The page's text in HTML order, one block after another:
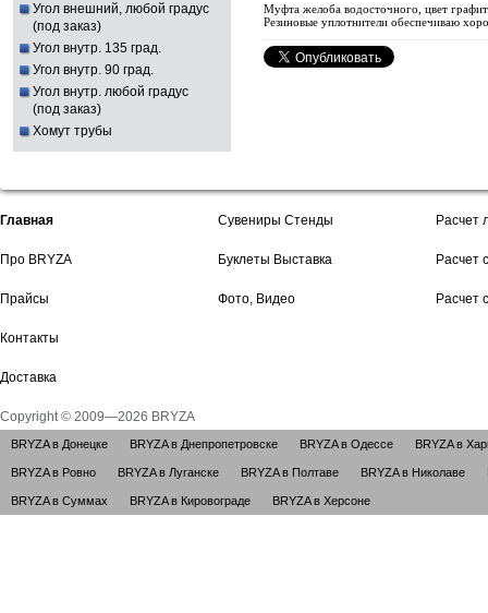
Угол внешний, любой градус
(под заказ)
Угол внутр. 135 град.
Угол внутр. 90 град.
Угол внутр. любой градус
(под заказ)
Хомут трубы
Муфта желоба водосточного, цвет
Резиновые уплотнители обеспечиваю
Главная
Про BRYZA
Прайсы
Контакты
Доставка
Сувениры Стенды
Буклеты Выставка
Фото, Видео
Расчет
Расчет
Расчет
Copyright © 2009—2026 BRYZA
BRYZA в Донецке BRYZA в Днепропетровске BRYZA в Одессе BRYZA в
BRYZA в Ровно BRYZA в Луганске BRYZA в Полтаве BRYZA в Николаве
BRYZA в Суммах BRYZA в Кировограде BRYZA в Херсоне